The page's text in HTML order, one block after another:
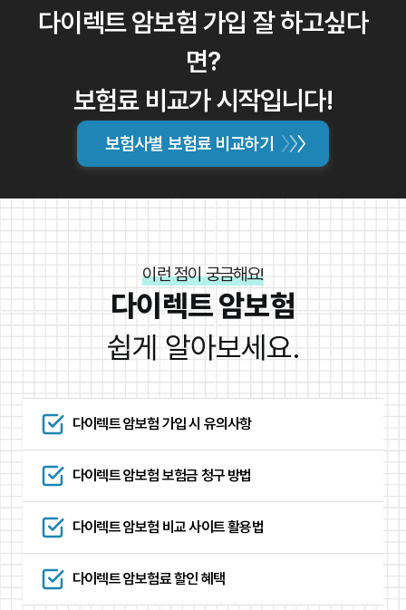
수 있습니다. 이 기간을 확인하고, 자신의 상황에 맞는지 판
단해야 합니다.
보험료와 보장 내용을 비교하여 가성비를 따져보고
선택해야 합니다. 여러 보험사의 상품을 비교하여 가장 적합
한 상품을 찾아야 합니다.
을 고려해야 합니다.
다이렉트 암보험 가입 잘 하고싶다
면?
보험료 비교가 시작입니다!
보험사별 보험료 비교하기
이런 점이 궁금해요!
다이렉트 암보험
쉽게 알아보세요.
다이렉트 암보험 가입 시 유의사항
다이렉트 암보험 보험금 청구 방법
다이렉트 암보험 비교 사이트 활용법
다이렉트 암보험료 할인 혜택